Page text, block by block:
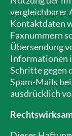
vergleichbarer
Kontaktdaten
Faxnummern
Übersendung
Informationen
Schritte gegen
Spam-Mails
ausdrücklich